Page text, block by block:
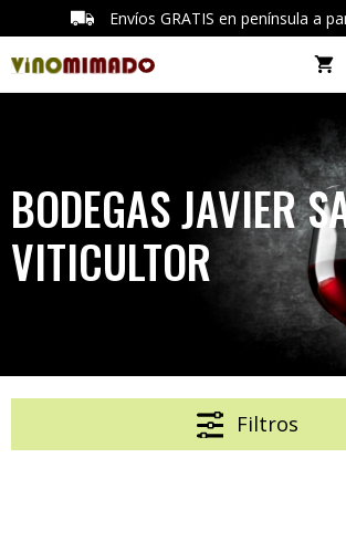
al
contenido
Envíos GRATIS en península a
BODEGAS JAVIER
VITICULTOR
Filtros